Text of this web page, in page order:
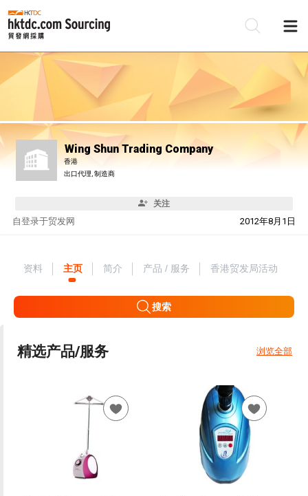
Wing Shun Trading Company
香港
出口代理, 制造商
关注
自 2012年8月1日
登录于贸发网
资料 主页 简介 产品 / 服务 香港贸发局活动
搜索
精选产品/服务 浏览全部